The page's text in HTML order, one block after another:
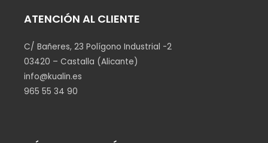
ATENCIÓN AL CLIENTE
C/ Bañeres, 23 Polígono Industrial -2
03420 – Castalla (Alicante)
info@kualin.es
965 55 34 90